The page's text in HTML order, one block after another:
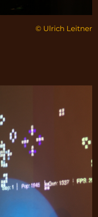
© Ulrich Leitner